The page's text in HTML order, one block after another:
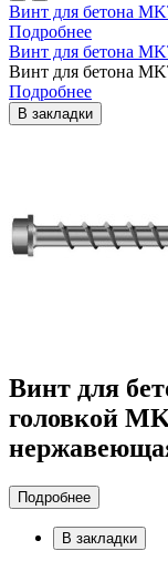
Винт для бетона
Подробнее
Винт для бетона
Винт для бетона
Подробнее
В закладки
Винт для
головкой
Подробнее
В закладки